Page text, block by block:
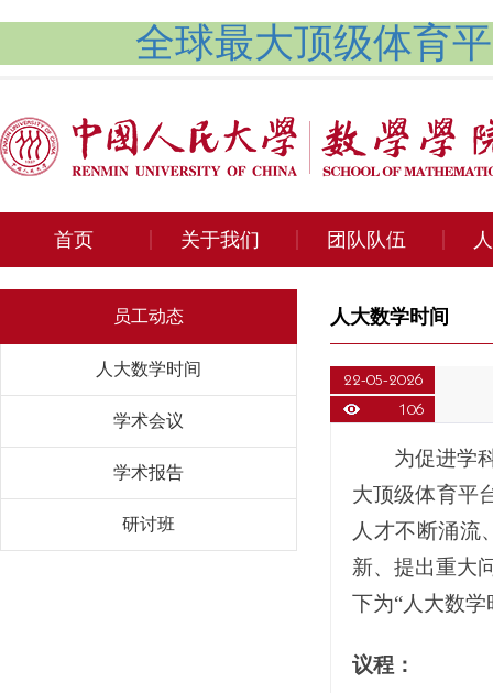
全球最大顶级体育
首页 关于我们 团队队伍
员工动态
人大数学时间
学术会议
学术报告
研讨班
人大数学时间
22-05-2026
106
为促进学
大顶级体育平
人才不断涌流
新、提出重大
下为“人大数学
议程：